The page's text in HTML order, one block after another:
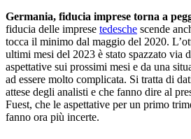
Germania, fiducia imprese torna a
fiducia delle imprese tedesche scende
tocca il minimo dal maggio del 2020.
ultimi mesi del 2023 è stato spazzato via
aspettative sui prossimi mesi e da una
ad essere molto complicata. Si tratta di
attese degli analisti e che fanno dire al
Fuest, che le aspettative per un primo
fanno ora più incerte.